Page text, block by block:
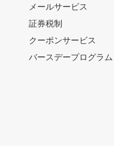
メールサービス
証券税制
クーポンサービス
バースデープログラム